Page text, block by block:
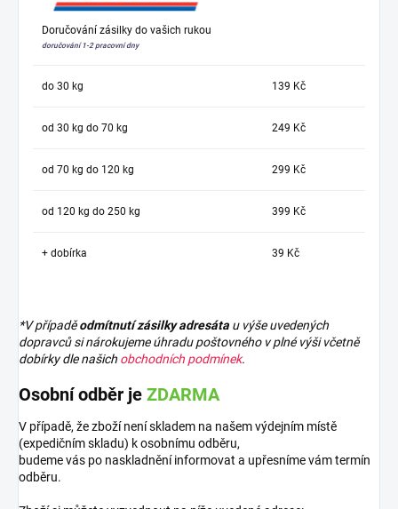
Doručování zásilky do vašich rukou
doručování 1-2 pracovní dny
do 30 kg 139 Kč
od 30 kg do 70 kg 249 Kč
od 70 kg do 120 kg 299 Kč
od 120 kg do 250 kg 399 Kč
+ dobírka 39 Kč
*V případěodmítnutí zásilky adresáta u výše uvedených
dopravců si nárokujeme úhradu poštovného v plné výši včetně
dobírky dle našich obchodních podmínek.
Osobní odběr je ZDARMA
V případě, že zboží není skladem na našem výdejním místě
(expedičním skladu) k osobnímu odběru,
budeme vás po naskladnění informovat a upřesníme vám termín
odběru.